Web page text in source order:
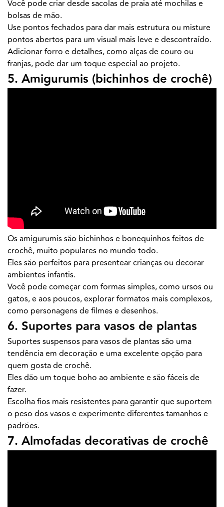
Você pode criar desde sacolas de praia até mochilas e
bolsas de mão.
Use pontos fechados para dar mais estrutura ou misture
pontos abertos para um visual mais leve e descontraído.
Adicionar forro e detalhes, como alças de couro ou
franjas, pode dar um toque especial ao projeto.
5. Amigurumis (bichinhos de crochê)
Os amigurumis são bichinhos e bonequinhos feitos de
crochê, muito populares no mundo todo.
Eles são perfeitos para presentear crianças ou decorar
ambientes infantis.
Você pode começar com formas simples, como ursos ou
gatos, e aos poucos, explorar formatos mais complexos,
como personagens de filmes e desenhos.
6. Suportes para vasos de plantas
Suportes suspensos para vasos de plantas são uma
tendência em decoração e uma excelente opção para
quem gosta de crochê.
Eles dão um toque boho ao ambiente e são fáceis de
fazer.
Escolha fios mais resistentes para garantir que suportem
o peso dos vasos e experimente diferentes tamanhos e
padrões.
7. Almofadas decorativas de crochê